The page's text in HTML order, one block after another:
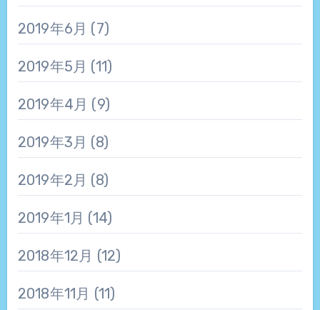
2019年6月 (7)
2019年5月 (11)
2019年4月 (9)
2019年3月 (8)
2019年2月 (8)
2019年1月 (14)
2018年12月 (12)
2018年11月 (11)